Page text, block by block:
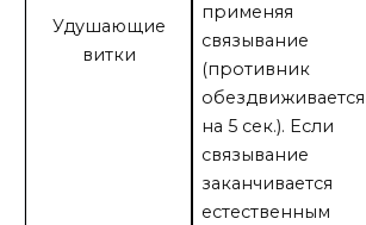
Удушающие
витки
применяя
связывание
(противник
обездвиживается
на 5 сек.). Если
связывание
заканчивается
естественным